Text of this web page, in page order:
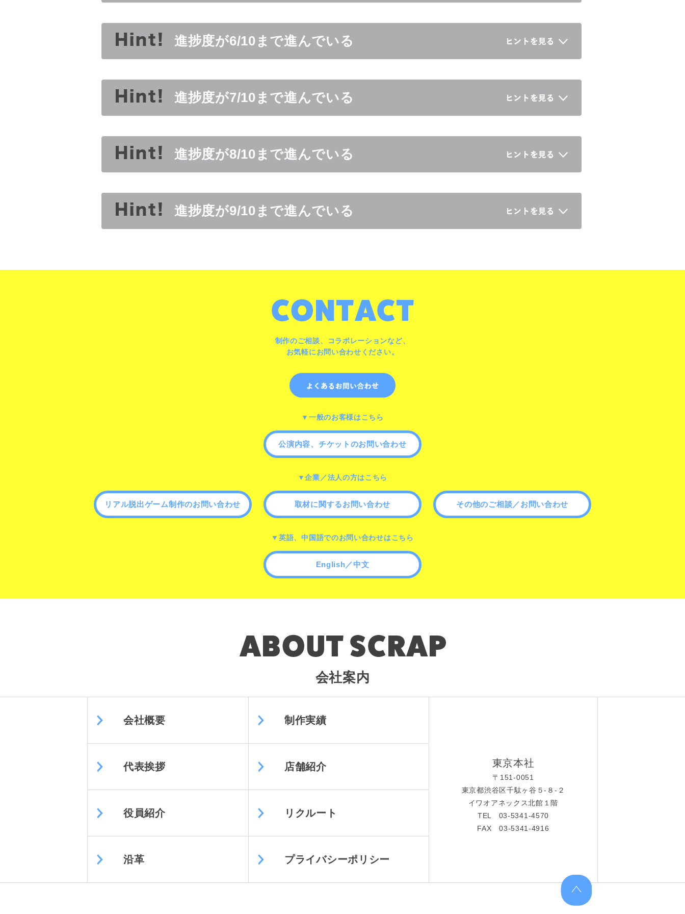
進捗度が6/10まで進んでいる
進捗度が7/10まで進んでいる
進捗度が8/10まで進んでいる
進捗度が9/10まで進んでいる
制作のご相談、コラボレーションなど、
お気軽にお問い合わせください。
▼一般のお客様はこちら
公演内容、チケットのお問い合わせ
▼企業／法人の方はこちら
リアル脱出ゲーム制作のお問い合わせ 取材に関するお問い合わせ その他のご相談／お問い合わせ
▼英語、中国語でのお問い合わせはこちら
English／中文
会社案内
会社概要 制作実績
代表挨拶 店舗紹介
役員紹介 リクルート
沿革 プライバシーポリシー
東京本社
〒151-0051
東京都渋谷区千駄ヶ谷５-８-２
イワオアネックス北館１階
TEL 03-5341-4570
FAX 03-5341-4916